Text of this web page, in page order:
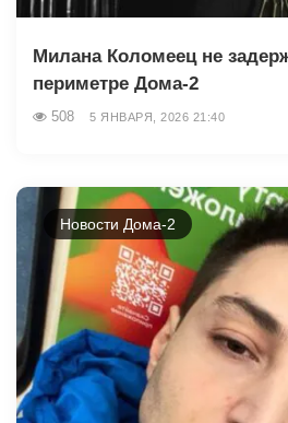
Милана Коломеец не
периметре Дома-2
508 5 ЯНВАРЯ, 2026 21:40
Новости Дома-2